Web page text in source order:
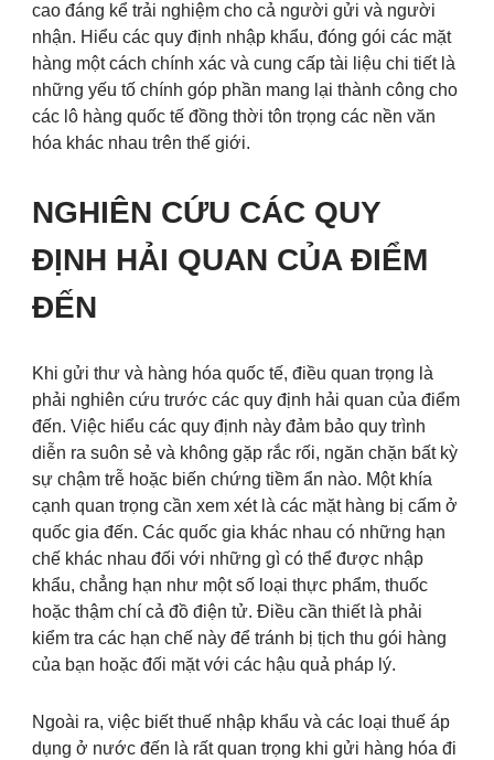
cao đáng kể trải nghiệm cho cả người gửi và người
nhận. Hiểu các quy định nhập khẩu, đóng gói các mặt
hàng một cách chính xác và cung cấp tài liệu chi tiết là
những yếu tố chính góp phần mang lại thành công cho
các lô hàng quốc tế đồng thời tôn trọng các nền văn
hóa khác nhau trên thế giới.
NGHIÊN CỨU CÁC QUY
ĐỊNH HẢI QUAN CỦA ĐIỂM
ĐẾN
Khi gửi thư và hàng hóa quốc tế, điều quan trọng là
phải nghiên cứu trước các quy định hải quan của điểm
đến. Việc hiểu các quy định này đảm bảo quy trình
diễn ra suôn sẻ và không gặp rắc rối, ngăn chặn bất kỳ
sự chậm trễ hoặc biến chứng tiềm ẩn nào. Một khía
cạnh quan trọng cần xem xét là các mặt hàng bị cấm ở
quốc gia đến. Các quốc gia khác nhau có những hạn
chế khác nhau đối với những gì có thể được nhập
khẩu, chẳng hạn như một số loại thực phẩm, thuốc
hoặc thậm chí cả đồ điện tử. Điều cần thiết là phải
kiểm tra các hạn chế này để tránh bị tịch thu gói hàng
của bạn hoặc đối mặt với các hậu quả pháp lý.
Ngoài ra, việc biết thuế nhập khẩu và các loại thuế áp
dụng ở nước đến là rất quan trọng khi gửi hàng hóa đi